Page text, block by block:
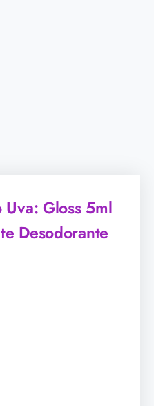
Gloss 5ml
Desodorante